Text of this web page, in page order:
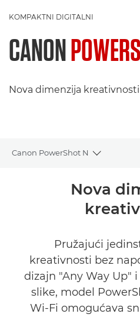
KOMPAKTNI DIGITALNI
CANON
Nova dimenzija kreativnosti
Canon PowerShot N
Toggle
Nova
Pružajući
kreativnosti bez
dizajn "Any Way Up"
slike, model
Wi-Fi omogućava